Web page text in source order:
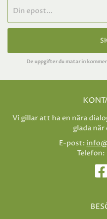
De uppgifter du matar in
Vi gillar att ha en nära
glada när
E-post:
Telefon: